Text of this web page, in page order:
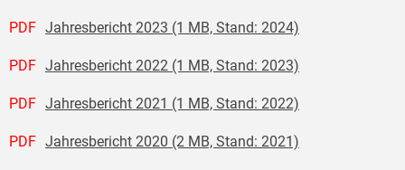
PDF Jahresbericht 2023 (1 MB, Stand: 2024)
PDF Jahresbericht 2022 (1 MB, Stand: 2023)
PDF Jahresbericht 2021 (1 MB, Stand: 2022)
PDF Jahresbericht 2020 (2 MB, Stand: 2021)